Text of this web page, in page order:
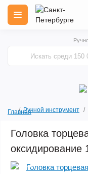
ГлавнаяРучной инструмент
Головка
оксидирование
Акция